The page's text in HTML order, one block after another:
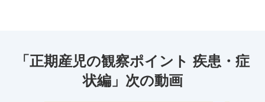
「正期産児の観察ポイント 疾患・症
状編」次の動画